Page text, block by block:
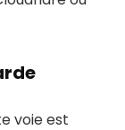
voie est